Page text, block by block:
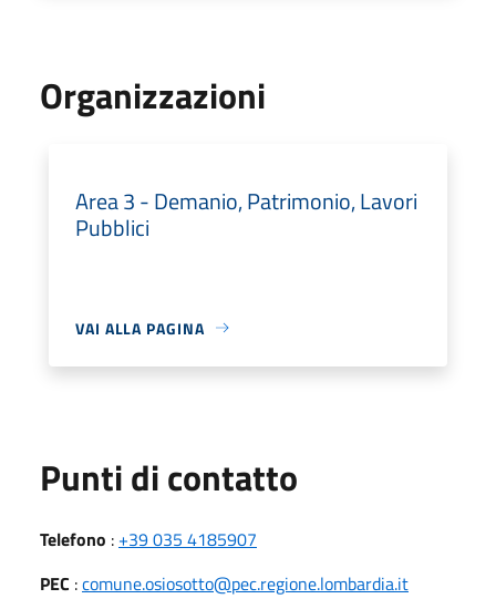
Organizzazioni
Area 3 - Demanio, Patrimonio, Lavori
Pubblici
VAI ALLA PAGINA
Punti di contatto
Telefono : +39 035 4185907
PEC :comune.osiosotto@pec.regione.lombardia.it